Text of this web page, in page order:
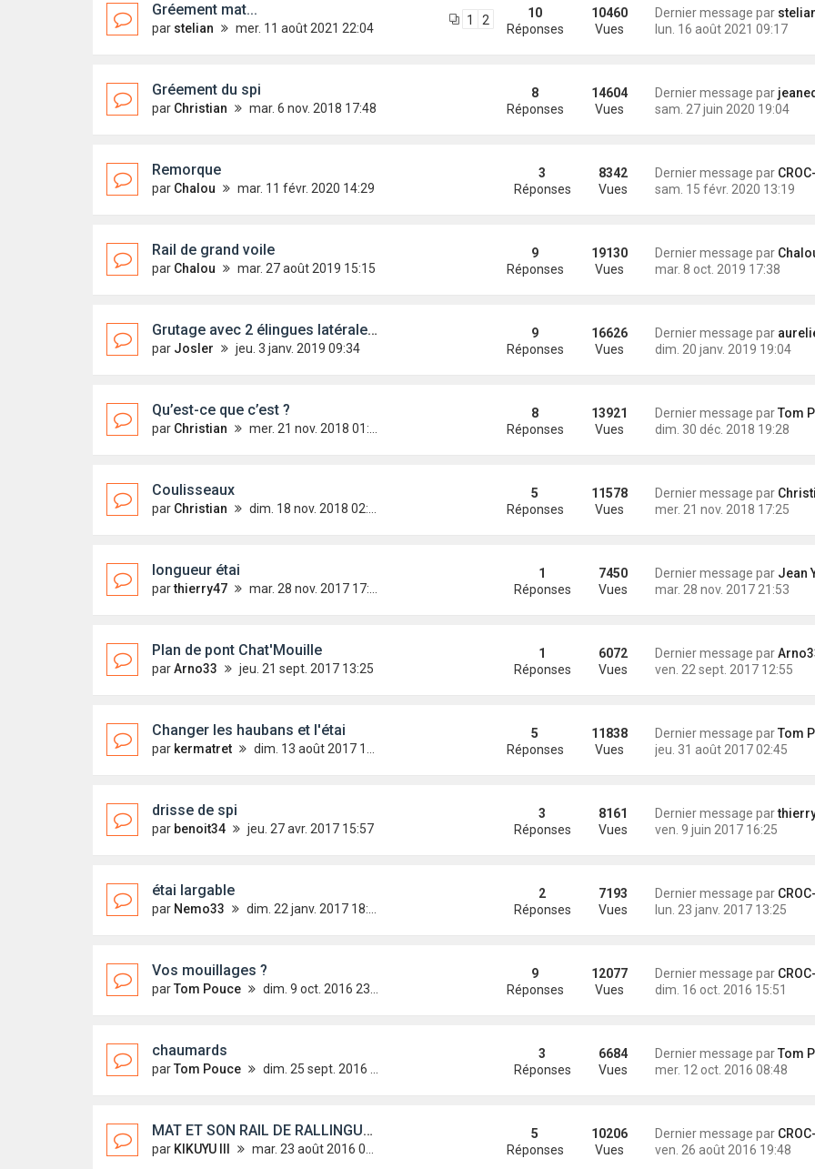
Gréement mat...
par stelian mer. 11 août 2021 22:04
Dernier message par
lun. 16 août 2021 09:17
10
Réponses
10460
Vues
1 2
Gréement du spi
par Christian mar. 6 nov. 2018 17:48
Dernier message par
sam. 27 juin 2020 19:04
8
Réponses
14604
Vues
Remorque
par Chalou mar. 11 févr. 2020 14:29
Dernier message par CROC-
sam. 15 févr. 2020 13:19
3
Réponses
8342
Vues
Rail de grand voile
par Chalou mar. 27 août 2019 15:15
Dernier message par
mar. 8 oct. 2019 17:38
9
Réponses
19130
Vues
Grutage avec 2 élingues latérales et 1 bout d'équilibrage
par Josler jeu. 3 janv. 2019 09:34
Dernier message par
dim. 20 janv. 2019 19:04
9
Réponses
16626
Vues
Qu’est-ce que c’est ?
par Christian mer. 21 nov. 2018 01:36
Dernier message parTom
dim. 30 déc. 2018 19:28
8
Réponses
13921
Vues
Coulisseaux
par Christian dim. 18 nov. 2018 02:30
Dernier message par
mer. 21 nov. 2018 17:25
5
Réponses
11578
Vues
longueur étai
parthierry47 mar. 28 nov. 2017 17:50
Dernier message par Jean Yves
mar. 28 nov. 2017 21:53
1
Réponses
7450
Vues
Plan de pont Chat'Mouille
parArno33 jeu. 21 sept. 2017 13:25
Dernier message par
ven. 22 sept. 2017 12:55
1
Réponses
6072
Vues
Changer les haubans et l'étai
par kermatret dim. 13 août 2017 18:02
Dernier message parTom
jeu. 31 août 2017 02:45
5
Réponses
11838
Vues
drisse de spi
par benoit34 jeu. 27 avr. 2017 15:57
Dernier message par
ven. 9 juin 2017 16:25
3
Réponses
8161
Vues
étai largable
par Nemo33 dim. 22 janv. 2017 18:54
Dernier message par CROC-
lun. 23 janv. 2017 13:25
2
Réponses
7193
Vues
Vos mouillages ?
parTom Pouce dim. 9 oct. 2016 23:29
Dernier message par CROC-
dim. 16 oct. 2016 15:51
9
Réponses
12077
Vues
chaumards
parTom Pouce dim. 25 sept. 2016 10:51
Dernier message parTom
mer. 12 oct. 2016 08:48
3
Réponses
6684
Vues
MAT ET SON RAIL DE RALLINGUE GRANDE VOILE
par KIKUYU III mar. 23 août 2016 05:38
Dernier message par CROC-
ven. 26 août 2016 19:48
5
Réponses
10206
Vues